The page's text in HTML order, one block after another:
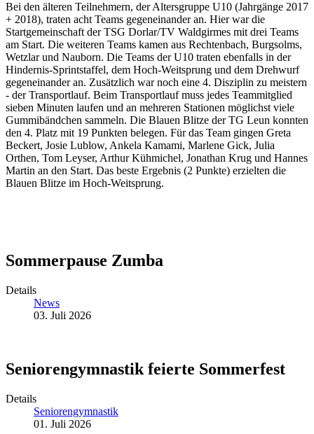
Bei den älteren Teilnehmern, der Altersgruppe U10 (Jahrgänge 2017
+ 2018), traten acht Teams gegeneinander an. Hier war die
Startgemeinschaft der TSG Dorlar/TV Waldgirmes mit drei Teams
am Start. Die weiteren Teams kamen aus Rechtenbach, Burgsolms,
Wetzlar und Nauborn. Die Teams der U10 traten ebenfalls in der
Hindernis-Sprintstaffel, dem Hoch-Weitsprung und dem Drehwurf
gegeneinander an. Zusätzlich war noch eine 4. Disziplin zu meistern
- der Transportlauf. Beim Transportlauf muss jedes Teammitglied
sieben Minuten laufen und an mehreren Stationen möglichst viele
Gummibändchen sammeln. Die Blauen Blitze der TG Leun konnten
den 4. Platz mit 19 Punkten belegen. Für das Team gingen Greta
Beckert, Josie Lublow, Ankela Kamami, Marlene Gick, Julia
Orthen, Tom Leyser, Arthur Kühmichel, Jonathan Krug und Hannes
Martin an den Start. Das beste Ergebnis (2 Punkte) erzielten die
Blauen Blitze im Hoch-Weitsprung.
Sommerpause Zumba
Details
News
03. Juli 2026
Seniorengymnastik feierte Sommerfest
Details
Seniorengymnastik
01. Juli 2026